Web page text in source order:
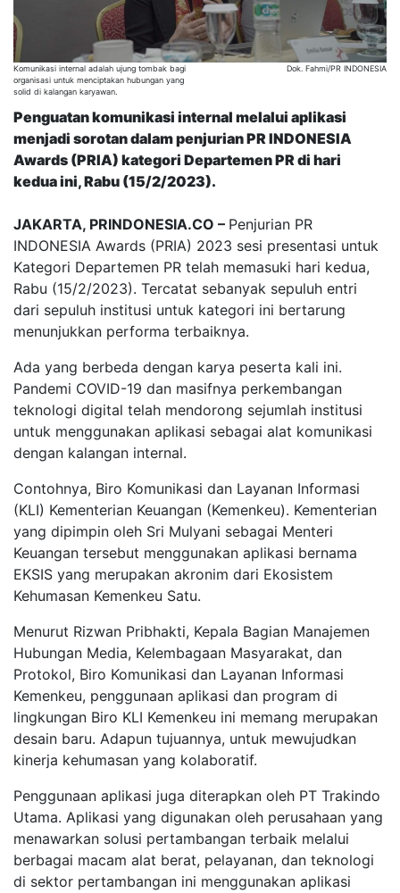
Komunikasi internal adalah ujung tombak bagi
organisasi untuk menciptakan hubungan yang
solid di kalangan karyawan.
Dok. Fahmi/PR INDONESIA
Penguatan komunikasi internal melalui aplikasi
menjadi sorotan dalam penjurianPR INDONESIA
Awards (PRIA) kategori Departemen PR di hari
keduaini, Rabu (15/2/2023).
JAKARTA, PRINDONESIA.CO – Penjurian PR
INDONESIA Awards (PRIA) 2023 sesi presentasi untuk
Kategori Departemen PR telah memasuki hari kedua,
Rabu (15/2/2023). Tercatat sebanyak sepuluh entri
dari sepuluh institusi untuk kategori ini bertarung
menunjukkan performa terbaiknya.
Ada yang berbeda dengan karya peserta kali ini.
Pandemi COVID-19 dan masifnya perkembangan
teknologi digital telah mendorong sejumlah institusi
untuk menggunakan aplikasi sebagai alat komunikasi
dengan kalangan internal.
Contohnya, Biro Komunikasi dan Layanan Informasi
(KLI) Kementerian Keuangan (Kemenkeu). Kementerian
yang dipimpin oleh Sri Mulyani sebagai Menteri
Keuangan tersebut menggunakan aplikasi bernama
EKSIS yang merupakan akronim dari Ekosistem
Kehumasan Kemenkeu Satu.
Menurut Rizwan Pribhakti, Kepala Bagian Manajemen
Hubungan Media, Kelembagaan Masyarakat, dan
Protokol, Biro Komunikasi dan Layanan Informasi
Kemenkeu, penggunaan aplikasi dan program di
lingkungan Biro KLI Kemenkeu ini memang merupakan
desain baru. Adapun tujuannya, untuk mewujudkan
kinerja kehumasan yang kolaboratif.
Penggunaan aplikasi juga diterapkan oleh PT Trakindo
Utama. Aplikasi yang digunakan oleh perusahaan yang
menawarkan solusi pertambangan terbaik melalui
berbagai macam alat berat, pelayanan, dan teknologi
di sektor pertambangan ini menggunakan aplikasi